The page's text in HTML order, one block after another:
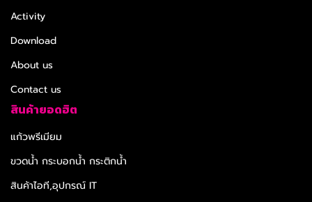
Activity
Download
About us
Contact us
สินค้ายอดฮิต
แก้วพรีเมียม
ขวดน้ำ กระบอกน้ำ กระติกน้ำ
สินค้าไอที,อุปกรณ์ IT